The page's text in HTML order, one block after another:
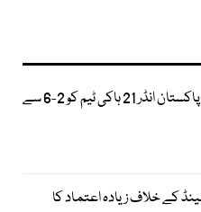
جنوبی کوریا نے پاکستان انڈر 21 ہاکی ٹیم کو 2-6 سے
کے خلاف زیادہ اعتماد کا